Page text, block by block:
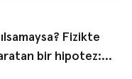
Fizikte
bir hipotez: